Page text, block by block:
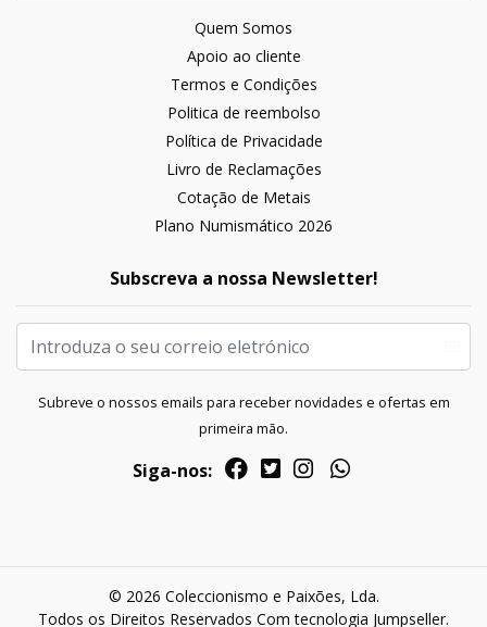
Quem Somos
Apoio ao cliente
Termos e Condições
Politica de reembolso
Política de Privacidade
Livro de Reclamações
Cotação de Metais
Plano Numismático 2026
Subscreva a nossa Newsletter!
Subreve o nossos emails para receber novidades e ofertas em
primeira mão.
Siga-nos:
© 2026 Coleccionismo e Paixões, Lda.
Todos os Direitos Reservados Com tecnologia Jumpseller.